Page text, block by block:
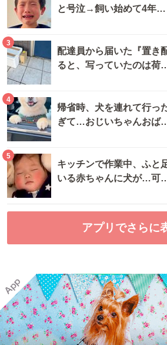
と号泣→飼い始めて4年…
3
配達員から届いた『置き
ると、写っていたのは荷
4
帰省時、犬を連れて行っ
ぎて…おじいちゃんおば
5
キッチンで作業中、ふと
いる赤ちゃんに犬が…可
アプリでさらに